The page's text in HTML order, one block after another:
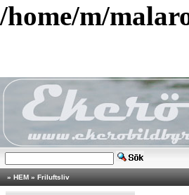
/home/m/
» HEM » Friluftsliv